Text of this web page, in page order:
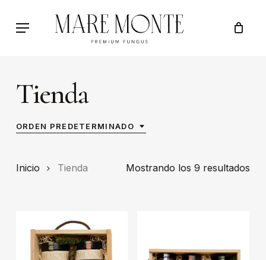
Menu
Tienda
ORDEN PREDETERMINADO
Mostrando los 9 resultados
Inicio Tienda